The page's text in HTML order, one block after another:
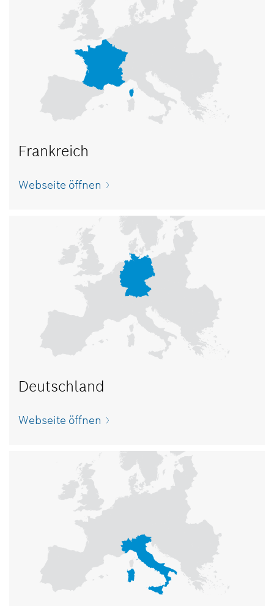
Frankreich
Webseite öffnen
Deutschland
Webseite öffnen